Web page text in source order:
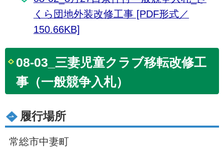
くら団地外装改修工事 [PDF形式／
150.66KB]
08-03_三妻児童クラブ移転改修工
事（一般競争入札）
履行場所
常総市中妻町